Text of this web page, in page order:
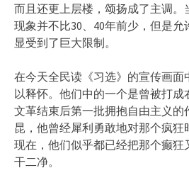
而且还更上层楼，颂扬成了主调。
现象并不比30、40年前少，但是
显受到了巨大限制。
在今天全民读《习选》的宣传画面
以释怀。他们中的一个是曾被打成
文革结束后第一批拥抱自由主义的
昆，他曾经犀利勇敢地对那个疯狂
现在，他们似乎都已经把那个癫狂
干二净。